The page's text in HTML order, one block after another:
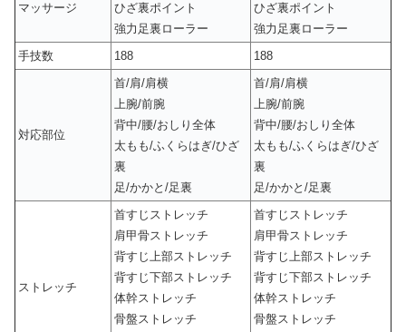
マッサージ
ひざ裏ポイント
強力足裏ローラー
ひざ裏ポイント
強力足裏ローラー
手技数
188 188
対応部位
首/肩/肩横
上腕/前腕
背中/腰/おしり全体
太もも/ふくらはぎ/ひざ
裏
足/かかと/足裏
首/肩/肩横
上腕/前腕
背中/腰/おしり全体
太もも/ふくらはぎ/ひざ
裏
足/かかと/足裏
ストレッチ
首すじストレッチ
肩甲骨ストレッチ
背すじ上部ストレッチ
背すじ下部ストレッチ
体幹ストレッチ
骨盤ストレッチ
首すじストレッチ
肩甲骨ストレッチ
背すじ上部ストレッチ
背すじ下部ストレッチ
体幹ストレッチ
骨盤ストレッチ